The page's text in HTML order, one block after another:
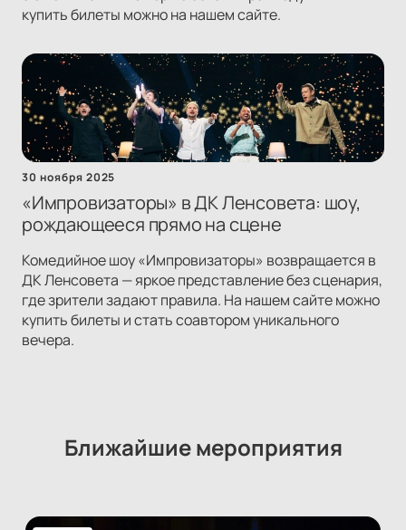
купить билеты можно на нашем сайте.
30 ноября 2025
«Импровизаторы» в ДК Ленсовета: шоу,
рождающееся прямо на сцене
Комедийное шоу «Импровизаторы» возвращается в
ДК Ленсовета — яркое представление без сценария,
где зрители задают правила. На нашем сайте можно
купить билеты и стать соавтором уникального
вечера.
Ближайшие мероприятия